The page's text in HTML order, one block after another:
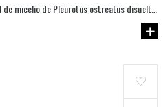
micelio de Pleurotus ostreatus disuelto
y colorante.